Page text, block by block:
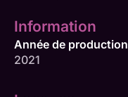
Information
Année de production
2021